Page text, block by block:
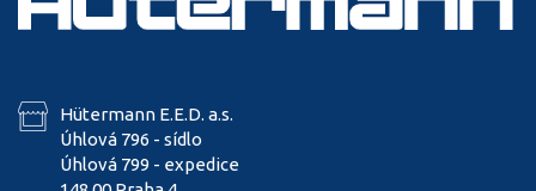
Hütermann E.E.D. a.s.
Úhlová 796 - sídlo
Úhlová 799 - expedice